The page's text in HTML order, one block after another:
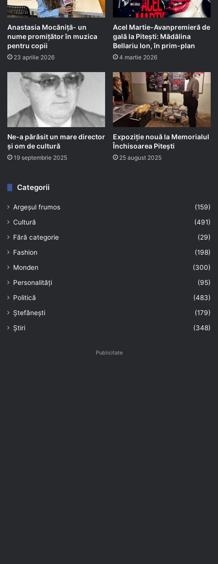
Anastasia Mocăniță- un
nume promițător în muzica
pentru copii
23 aprilie 2026
Acel Martie-Avanpremieră de
gală la Pitești: Mădălina
Bellariu Ion, în prim-plan
4 martie 2026
Ne-a părăsit un mare director
și om de cultură
19 septembrie 2025
Expoziție nouă la Memorialul
Închisoarea Pitești
25 august 2025
Categorii
Argeșul frumos
(159)
Cultură
(491)
Fără categorie
(29)
Fashion
(198)
Monden
(300)
Personalități
(95)
Politică
(483)
Ștefănești
(179)
Știri
(348)
Publicitate